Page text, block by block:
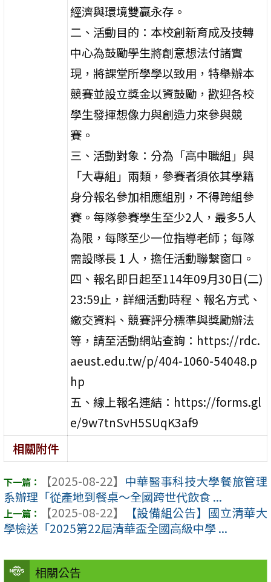
相關公告
經濟與環境雙贏永存。
二、活動目的：本校創新育成及技轉
中心為鼓勵學生將創意想法付諸實
現，將課堂所學學以致用，特舉辦本
競賽並設立獎金以資鼓勵，歡迎各校
學生發揮想像力與創造力來參與競
賽。
三、活動對象：分為「高中職組」與
「大專組」兩類，參賽者須依其學籍
身分報名參加相應組別，不得跨組參
賽。每隊參賽學生至少2人，最多5人
為限，每隊至少一位指導老師；每隊
需設隊長 1 人，擔任活動聯繫窗口。
四、報名即日起至114年09月30日(二)
23:59止，詳細活動時程、報名方式、
繳交資料、競賽評分標準與獎勵辦法
等，請至活動網站查詢：https://rdc.
aeust.edu.tw/p/404-1060-54048.p
hp
五、線上報名連結：https://forms.gl
e/9w7tnSvH5SUqK3af9
相關附件
【2025-08-22】 中華醫事科技大學餐旅管理
系辦理「從產地到餐桌～全國跨世代飲食 ...
【2025-08-22】
【設備組公告】國立清華大
學檢送「2025第22屆清華盃全國高級中學 ...